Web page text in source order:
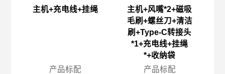
主机+充电线+挂绳
产品标配
主机+风嘴*2+磁吸
毛刷+螺丝刀+清洁
刷+Type-C转接头
*1+充电线+挂绳
*+收纳袋
产品标配